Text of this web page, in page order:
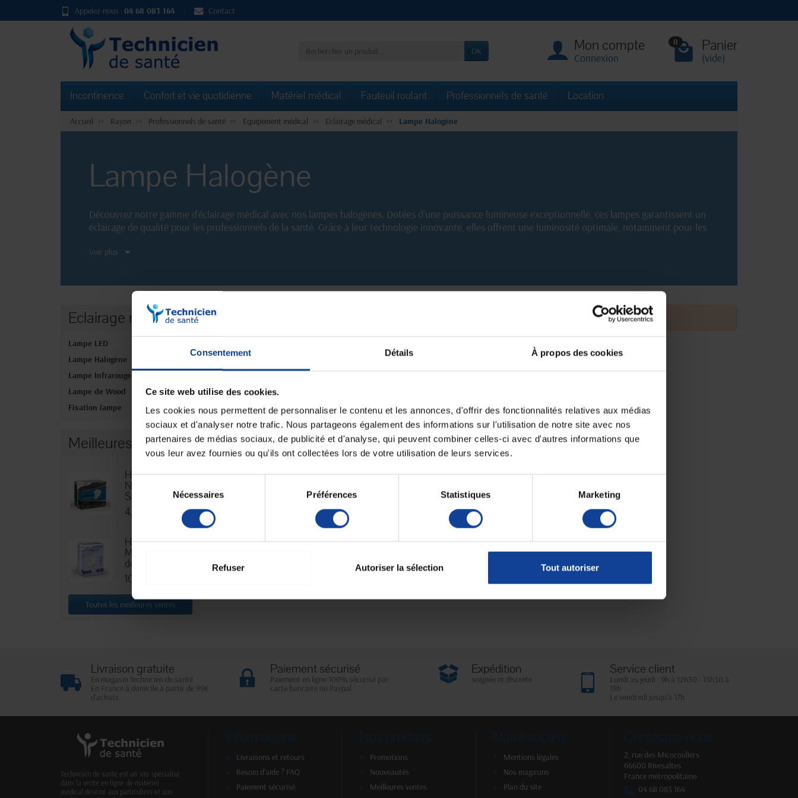
Consentement Détails À propos des cookies
Ce site web utilise des cookies.
Les cookies nous permettent de personnaliser le contenu et les annonces, d'offrir des fonctionnalités relatives aux médias
sociaux et d'analyser notre trafic. Nous partageons également des informations sur l'utilisation de notre site avec nos
partenaires de médias sociaux, de publicité et d'analyse, qui peuvent combiner celles-ci avec d'autres informations que
vous leur avez fournies ou qu'ils ont collectées lors de votre utilisation de leurs services.
consentement
Nécessaires Préférences Statistiques Marketing
Refuser Autoriser la sélection Tout autoriser
Appelez-nous : 04 68 083 164 Contact
OK Mon compte
Connexion
0 Panier
(vide)
Incontinence Confort et vie quotidienne Matériel médical Fauteuil roulant Professionnels de santé Location
Accueil Rayon Professionnels de santé Equipement médical Eclairage médical Lampe Halogène
Lampe Halogène
Découvrez notre gamme d'éclairage médical avec nos lampes halogènes. Dotées d'une puissance lumineuse exceptionnelle, ces lampes garantissent un
éclairage de qualité pour les professionnels de la santé. Grâce à leur technologie innovante, elles offrent une luminosité optimale, notamment pour les
interventions médicales.
Voir plus
Eclairage médical
Lampe LED
Lampe Halogène
Lampe Infrarouge
Lampe de Wood
Fixation lampe
Meilleures ventes
Hexamen
Niveau 3 -
Sachet...
4,76 €
HEXA Lady
Maxi - Sachet
de 30
10,88 €
Toutes les meilleures ventes
Livraison gratuite
En magasin Technicien de santé
En France à domicile à partir de 99€
d'achats
Paiement sécurisé
Paiement en ligne 100% sécurisé par
carte bancaire ou Paypal
Expédition
soignée et discrète
Service client
Lundi au jeudi : 9h à 12h30 - 13h30 à
18h
Le vendredi jusqu'à 17h
Technicien de santé est un site spécialisé
dans la vente en ligne de matériel
médical destiné aux particuliers et aux
Informations
Livraisons et retours
Besoin d'aide ? FAQ
Paiement sécurisé
Nos produits
Promotions
Nouveautés
Meilleures ventes
Notre société
Mentions légales
Nos magasins
Plan du site
Contactez-nous
2, rue des Micocouliers
66600 Rivesaltes
France métropolitaine
04 68 083 164